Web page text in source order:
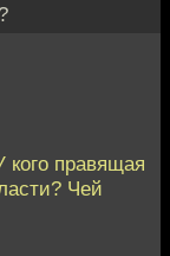
кого правящая
Чей